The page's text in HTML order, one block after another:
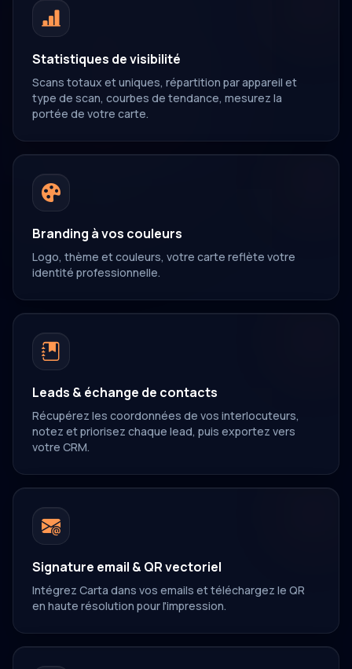
Statistiques de visibilité
Scans totaux et uniques, répartition par appareil et
type de scan, courbes de tendance, mesurez la
portée de votre carte.
Branding à vos couleurs
Logo, thème et couleurs, votre carte reflète votre
identité professionnelle.
Leads & échange de contacts
Récupérez les coordonnées de vos interlocuteurs,
notez et priorisez chaque lead, puis exportez vers
votre CRM.
Signature email & QR vectoriel
Intégrez Carta dans vos emails et téléchargez le QR
en haute résolution pour l'impression.